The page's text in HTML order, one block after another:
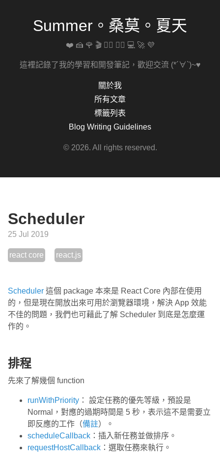
Summer。桑莫。夏天
❤️ 🍰 🌹 🎬 🚴‍♀️ 🏋️‍♀️ 💻 🚀 💜
這裡記錄了我的學習和開發筆記，歡迎交流 (*´∀`)~♥
關於我
所有文章
標籤列表
Blog Writing Guidelines
© 2026. All rights reserved.
Scheduler
25 Jul 2019
react core react.js
Scheduler 這個 package 本來是 React Core 內部在使用
的，但是現在開放出來可用於瀏覽器環境，解決 App 效能
不佳的問題，我們也可藉此了解 Scheduler 到底是怎麼運
作的。
排程
先來了解幾個 function
runWithPriority ： 設定任務的優先等級，預設是
Normal，對應的過期時間是 5 秒，表示這不是需要立
即反應的工作（備註）。
scheduleCallback ：插入新任務並做排序。
requestHostCallback ：選取任務來執行。